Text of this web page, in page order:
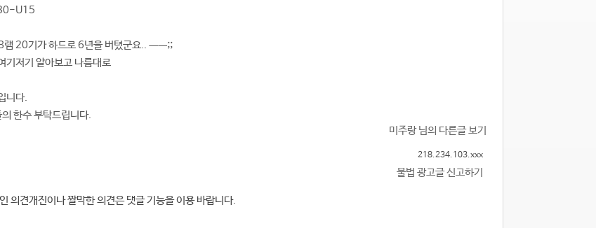
U15
20기가 하드로 6년을 버텼군요.. ㅡㅡ;;
기저기 알아보고 나름대로
니다.
한수 부탁드립니다.
미주랑 님의 다른글 보기
218.234.103.xxx
불법 광고글 신고하기
의견개진이나 짤막한 의견은 댓글 기능을 이용 바랍니다.